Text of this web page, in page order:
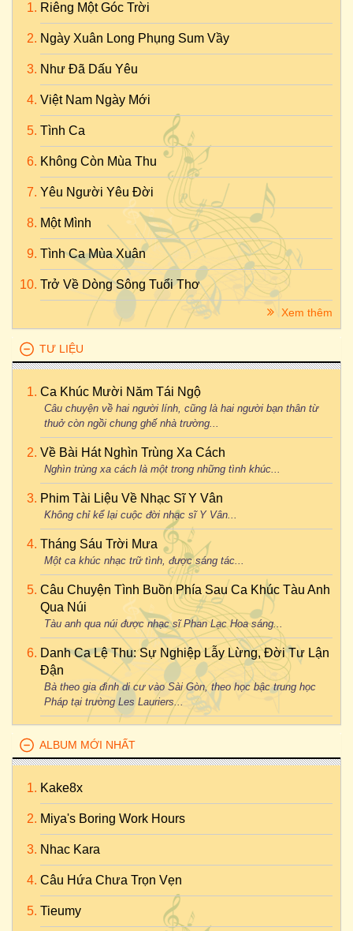
Riêng Một Góc Trời
Ngày Xuân Long Phụng Sum Vầy
Như Đã Dấu Yêu
Việt Nam Ngày Mới
Tình Ca
Không Còn Mùa Thu
Yêu Người Yêu Đời
Một Mình
Tình Ca Mùa Xuân
Trở Về Dòng Sông Tuổi Thơ
Xem thêm
TƯ LIỆU
Ca Khúc Mười Năm Tái Ngộ
Câu chuyện về hai người lính, cũng là hai người bạn thân từ
thuở còn ngồi chung ghế nhà trường...
Về Bài Hát Nghìn Trùng Xa Cách
Nghìn trùng xa cách là một trong những tình khúc...
Phim Tài Liệu Về Nhạc Sĩ Y Vân
Không chỉ kể lại cuộc đời nhạc sĩ Y Vân...
Tháng Sáu Trời Mưa
Một ca khúc nhạc trữ tình, được sáng tác...
Câu Chuyện Tình Buồn Phía Sau Ca Khúc Tàu Anh
Qua Núi
Tàu anh qua núi được nhạc sĩ Phan Lạc Hoa sáng...
Danh Ca Lệ Thu: Sự Nghiệp Lẫy Lừng, Đời Tư Lận
Đận
Bà theo gia đình di cư vào Sài Gòn, theo học bậc trung học
Pháp tại trường Les Lauriers...
ALBUM MỚI NHẤT
Kake8x
Miya's Boring Work Hours
Nhac Kara
Câu Hứa Chưa Trọn Vẹn
Tieumy